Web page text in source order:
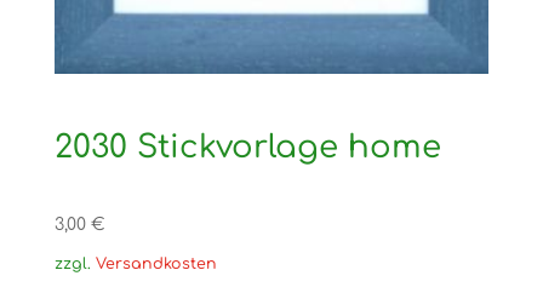
2030 Stickvorlage home
3,00 €
zzgl. Versandkosten